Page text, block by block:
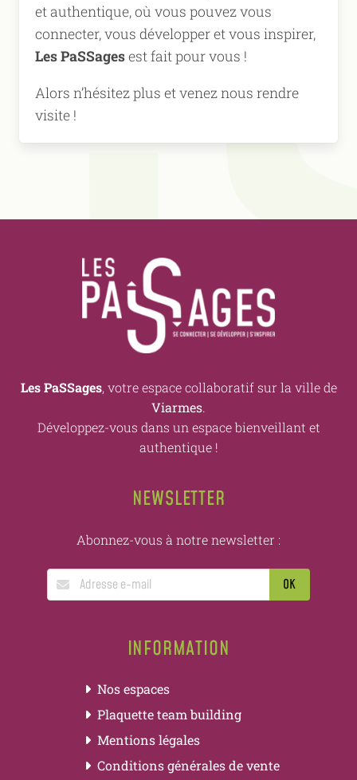
et authentique, où vous pouvez vous
connecter, vous développer et vous inspirer,
Les PaSSagesest fait pour vous !
Alors n’hésitez plus et venez nous rendre
visite !
Les PaSSages, votre espace collaboratif sur la ville de
Viarmes.
Développez-vous dans un espace bienveillant et
authentique !
NEWSLETTER
Abonnez-vous à notre newsletter :
INFORMATION
Nos espaces
Plaquette team building
Mentions légales
Conditions générales de vente